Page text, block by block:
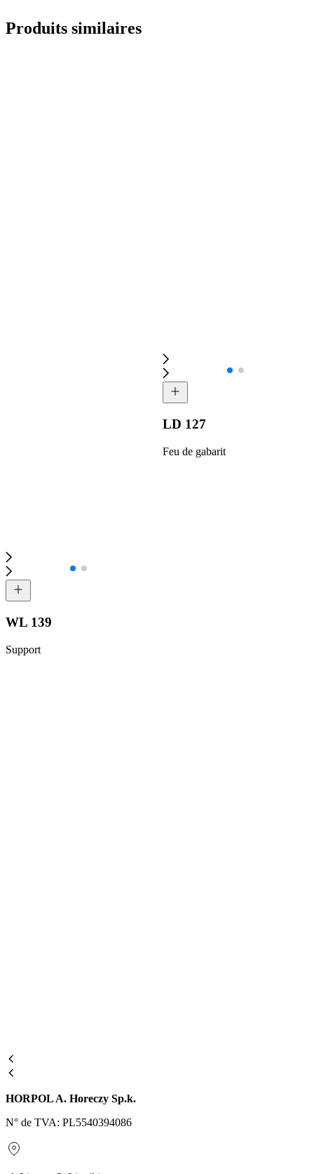
Produits similaires
WL 139
Support
LD 127
Feu de gabarit
HORPOL A. Horeczy Sp.k.
N° de TVA: PL5540394086